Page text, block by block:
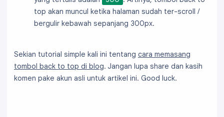
top akan muncul ketika halaman sudah ter-scroll /
bergulir kebawah sepanjang 300px.
Sekian tutorial simple kali ini tentang cara memasang
tombol back to top di blog. Jangan lupa share dan kasih
komen pake akun asli untuk artikel ini. Good luck.